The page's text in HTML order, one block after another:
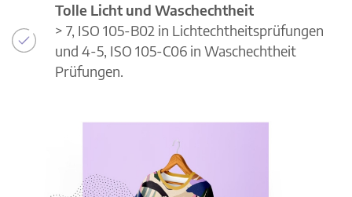
Tolle Licht und Waschechtheit
> 7, ISO 105-B02 in Lichtechtheitsprüfungen
und 4-5, ISO 105-C06 in Waschechtheit
Prüfungen.